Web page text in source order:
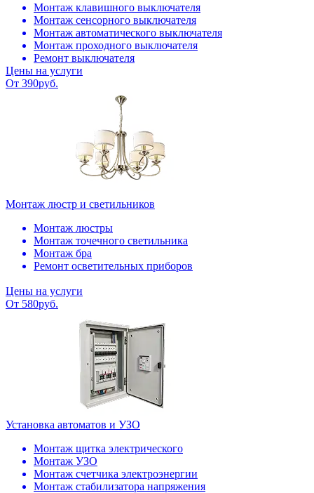
Монтаж клавишного выключателя
Монтаж сенсорного выключателя
Монтаж автоматического выключателя
Монтаж проходного выключателя
Ремонт выключателя
Цены на услуги
От 390руб.
Монтаж люстр и светильников
Монтаж люстры
Монтаж точечного светильника
Монтаж бра
Ремонт осветительных приборов
Цены на услуги
От 580руб.
Установка автоматов и УЗО
Монтаж щитка электрического
Монтаж УЗО
Монтаж счетчика электроэнергии
Монтаж стабилизатора напряжения